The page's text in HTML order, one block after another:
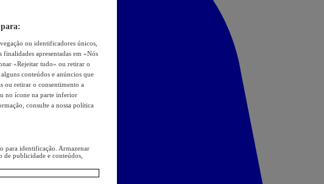
ou identificadores únicos,
apresentadas em «Nós
«Rejeitar tudo» ou retirar o
conteúdos e anúncios que
ou retirar o consentimento a
no ícone na parte inferior
consulte a nossa política
para identificação. Armazenar
de publicidade e conteúdos,